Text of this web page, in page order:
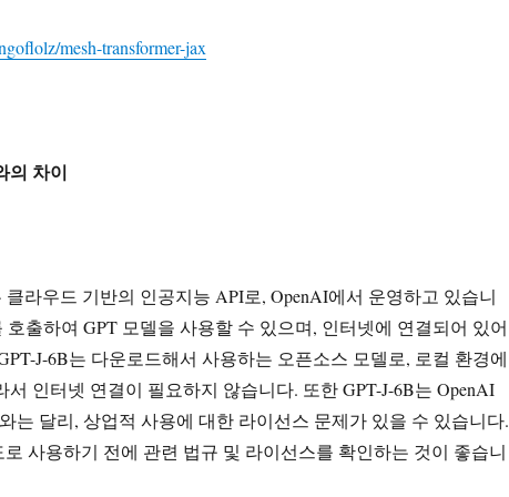
mesh-transformer-jax
의 차이
클라우드 기반의 인공지능 API로, OpenAI에서 운영하고 있습니
출하여 GPT 모델을 사용할 수 있으며, 인터넷에 연결되어 있어
J-6B는 다운로드해서 사용하는 오픈소스 모델로, 로컬 환경에
서 인터넷 연결이 필요하지 않습니다. 또한 GPT-J-6B는 OpenAI
는 달리, 상업적 사용에 대한 라이선스 문제가 있을 수 있습니다.
사용하기 전에 관련 법규 및 라이선스를 확인하는 것이 좋습니